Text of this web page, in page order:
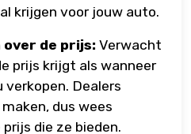
krijgen voor jouw auto.
de prijs: Verwacht
prijs krijgt als wanneer
Dealers
dus wees
die ze bieden.